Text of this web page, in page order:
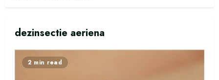
dezinsectie aeriena
2 min read